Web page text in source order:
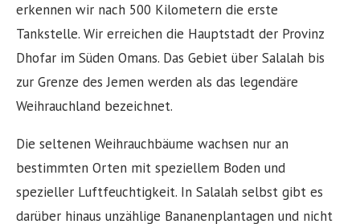
erkennen wir nach 500 Kilometern die erste
Tankstelle. Wir erreichen die Hauptstadt der Provinz
Dhofar im Süden Omans. Das Gebiet über Salalah bis
zur Grenze des Jemen werden als das legendäre
Weihrauchland bezeichnet.
Die seltenen Weihrauchbäume wachsen nur an
bestimmten Orten mit speziellem Boden und
spezieller Luftfeuchtigkeit. In Salalah selbst gibt es
darüber hinaus unzählige Bananenplantagen und nicht